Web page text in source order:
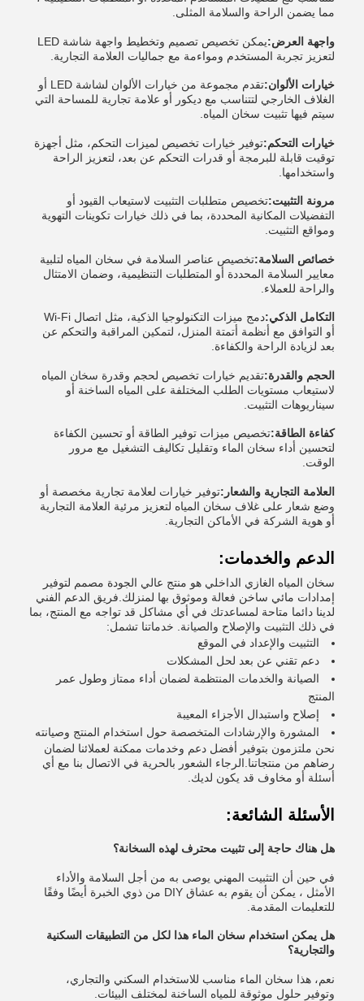
مما يضمن الراحة والسلامة المثلى.
واجهة العرض:
يمكن تخصيص تصميم وتخطيط واجهة شاشة LED
لتعزيز تجربة المستخدم ومواءمة مع جماليات العلامة التجارية.
خيارات الألوان:
تقدم مجموعة من خيارات الألوان لشاشة LED أو
الغلاف الخارجي لتتناسب مع ديكور أو علامة تجارية للمساحة التي
سيتم فيها تثبيت سخان المياه.
خيارات التحكم:توفير خيارات تخصيص لميزات التحكم، مثل أجهزة
توقيت قابلة للبرمجة أو قدرات التحكم عن بعد، لتعزيز الراحة
واستخدامها.
مرونة التثبيت:تخصيص متطلبات التثبيت لاستيعاب القيود أو
التفضيلات المكانية المحددة، بما في ذلك خيارات تكوينات التهوية
ومواقع التثبيت.
خصائص السلامة:تخصيص عناصر السلامة في سخان المياه لتلبية
معايير السلامة المحددة أو المتطلبات التنظيمية، وضمان الامتثال
والراحة للعملاء.
التكامل الذكي:
دمج ميزات التكنولوجيا الذكية، مثل اتصال Wi-Fi
أو التوافق مع أنظمة أتمتة المنزل، لتمكين المراقبة والتحكم عن
بعد لزيادة الراحة والكفاءة.
الحجم والقدرة:تقديم خيارات تخصيص لحجم وقدرة سخان المياه
لاستيعاب مستويات الطلب المختلفة على المياه الساخنة أو
سيناريوهات التثبيت.
كفاءة الطاقة:تخصيص ميزات توفير الطاقة أو تحسين الكفاءة
لتحسين أداء سخان الماء وتقليل تكاليف التشغيل مع مرور
الوقت.
العلامة التجارية والشعار:توفير خيارات لعلامة تجارية مخصصة أو
وضع شعار على غلاف سخان المياه لتعزيز مرئية العلامة التجارية
أو هوية الشركة في الأماكن التجارية.
الدعم والخدمات:
سخان المياه الغازي الداخلي هو منتج عالي الجودة مصمم لتوفير
إمدادات مائي ساخن فعالة وموثوق بها لمنزلك.فريق الدعم الفني
لدينا دائما متاحة لمساعدتك في أي مشاكل قد تواجه مع المنتج، بما
في ذلك التثبيت والإصلاح والصيانة. خدماتنا تشمل:
التثبيت والإعداد في الموقع
دعم تقني عن بعد لحل المشكلات
الصيانة والخدمات المنتظمة لضمان أداء ممتاز وطول عمر
المنتج
إصلاح واستبدال الأجزاء المعيبة
المشورة والإرشادات المتخصصة حول استخدام المنتج وصيانته
نحن ملتزمون بتوفير أفضل دعم وخدمات ممكنة لعملائنا لضمان
رضاهم من منتجاتنا.الرجاء الشعور بالحرية في الاتصال بنا مع أي
أسئلة أو مخاوف قد يكون لديك.
الأسئلة الشائعة:
هل هناك حاجة إلى تثبيت محترف لهذه السخانة؟
في حين أن التثبيت المهني يوصى به من أجل السلامة والأداء
الأمثل ، يمكن أن يقوم به عشاق DIY من ذوي الخبرة أيضًا وفقًا
للتعليمات المقدمة.
هل يمكن استخدام سخان الماء هذا لكل من التطبيقات السكنية
والتجارية؟
نعم، هذا سخان الماء مناسب للاستخدام السكني والتجاري،
وتوفير حلول موثوقة للمياه الساخنة لمختلف البيئات.